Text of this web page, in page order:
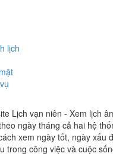
lịch
Lịch vạn niên - Xem lịch
ngày tháng cả hai hệ
xem ngày tốt, ngày xấu
trong công việc và cuộc